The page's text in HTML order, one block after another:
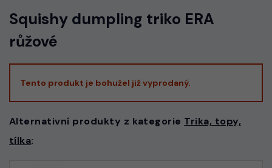
Squishy dumpling triko ERA
růžové
Tento produkt je bohužel již vyprodaný.
Alternativní produkty z kategorie Trika, topy,
tílka: